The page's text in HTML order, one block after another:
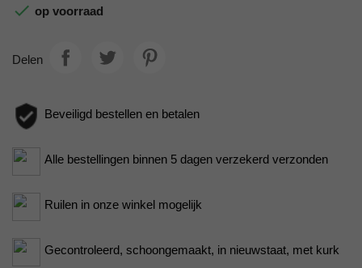
 op voorraad
Delen
Beveiligd bestellen en betalen
Alle bestellingen binnen 5 dagen verzekerd verzonden
Ruilen in onze winkel mogelijk
Gecontroleerd, schoongemaakt, in nieuwstaat, met kurk